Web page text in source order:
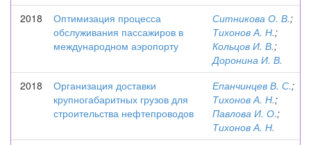
2018
Оптимизация процесса
обслуживания пассажиров в
международном аэропорту
Ситникова О. В.;
Тихонов А. Н.;
Кольцов И. В.;
Доронина И. В.
2018
Организация доставки
крупногабаритных грузов для
строительства нефтепроводов
Епанчинцев В. С.;
Тихонов А. Н.;
Павлова И. О.;
Тихонов А. Н.